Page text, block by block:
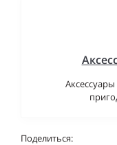
Поделиться: